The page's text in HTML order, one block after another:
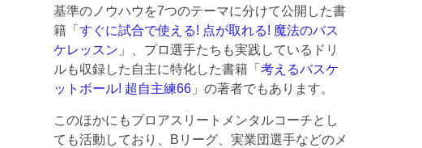
基準のノウハウを7つのテーマに分けて公開した書
籍「すぐに試合で使える! 点が取れる! 魔法のバス
ケレッスン 」、プロ選手たちも実践しているドリ
ルも収録した自主に特化した書籍「考えるバスケ
ットボール! 超自主練66 」の著者でもあります。
このほかにもプロアスリートメンタルコーチとし
ても活動しており、Bリーグ、実業団選手などのメ